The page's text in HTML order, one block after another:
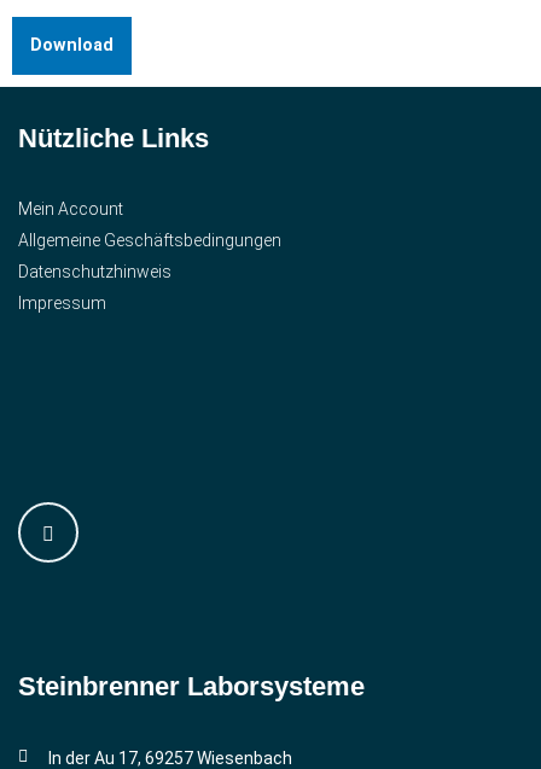
Download
Nützliche Links
Mein Account
Allgemeine Geschäftsbedingungen
Datenschutzhinweis
Impressum
Steinbrenner ­Laborsysteme
In der Au 17, 69257 Wiesenbach